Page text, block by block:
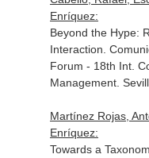
Enríquez:
Beyond the Hype:
Interaction.
Forum - 18th Int.
Management.
Martínez Rojas,
Enríquez:
Towards a